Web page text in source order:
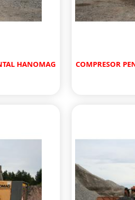
COMPRESOR PENTRU INCARCATOR FRONTAL HANOMAG